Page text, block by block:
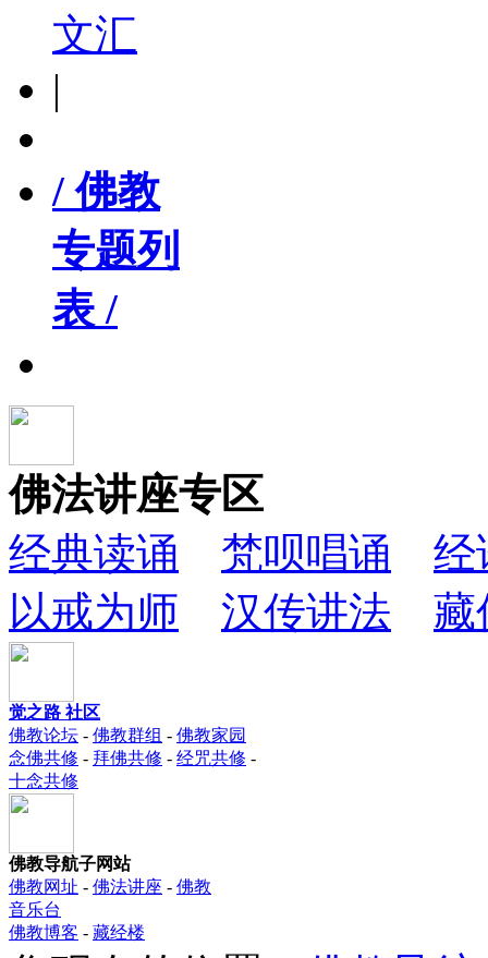
文汇
|
/ 佛教
专题列
表 /
佛法讲座专区
经典读诵
梵呗唱诵
经
以戒为师
汉传讲法 藏
觉之路 社区
佛教论坛 - 佛教群组 - 佛教家园
念佛共修 - 拜佛共修 - 经咒共修 -
十念共修
佛教导航子网站
佛教网址 - 佛法讲座 - 佛教
音乐台
佛教博客 - 藏经楼